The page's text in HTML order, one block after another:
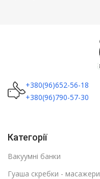
+380(96)652-56-18
+380(96)790-57-30
Категорії
Вакуумні банки
Гуаша скребки - масажери